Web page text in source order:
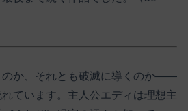
のか、それとも破滅に導くのか――
ています。主人公エディは理想主